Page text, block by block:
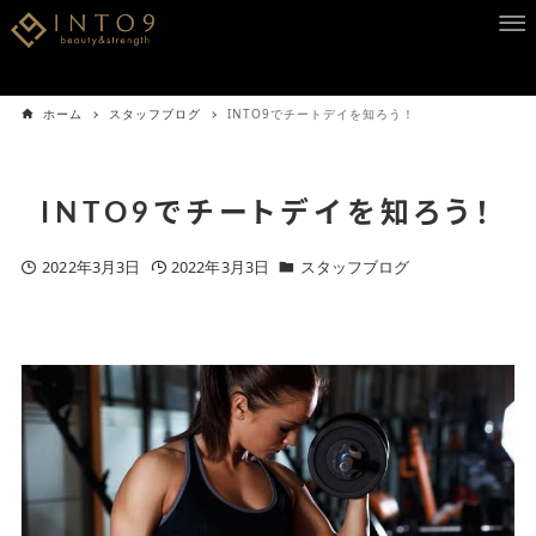
ホーム スタッフブログ INTO9でチートデイを知ろう！
INTO9でチートデイを知ろう！
2022年3月3日 2022年3月3日 スタッフブログ